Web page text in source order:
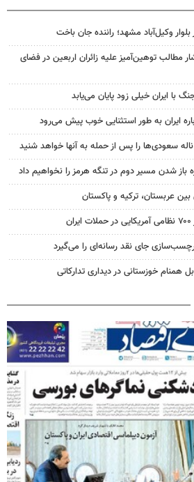
وکیل‌آباد مشهد؛ راننده جان باخت
مطالب توهین‌آمیز علیه زائران اربعین در فضای
با ایران خیلی زود پایان می‌یابد
ایران به طور استثنایی خوب پیش می‌رود
سعودی‌ها را پس از حمله به آنها خواهد شنید
شدن مسیر دوم در تنگه هرمز را نخواهیم داد
عربستان، ترکیه و پاکستان
جای نقد رسانه‌ای را می‌گیرد
همنام خوزستانی در دیداری تدارکاتی